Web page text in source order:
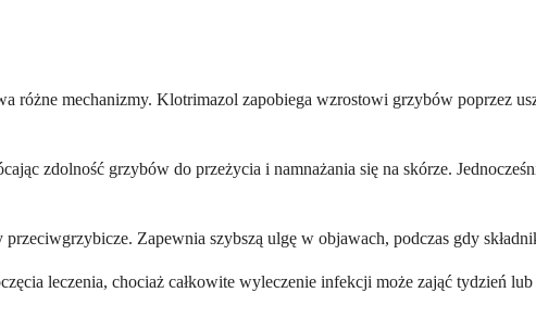
różne mechanizmy. Klotrimazol zapobiega wzrostowi grzybów poprzez
zdolność grzybów do przeżycia i namnażania się na skórze.
Zapewnia szybszą ulgę w objawach, podczas gdy
leczenia, chociaż całkowite wyleczenie infekcji może zająć tydzień